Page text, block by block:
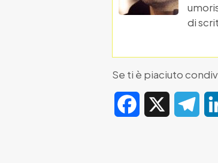
di
Se ti è piaciuto
Facebook